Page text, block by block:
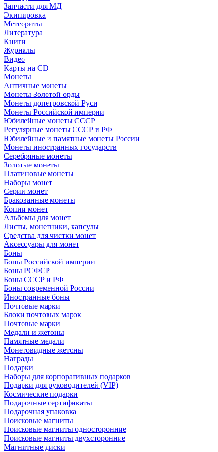
Запчасти для МД
Экипировка
Метеориты
Литература
Книги
Журналы
Видео
Карты на CD
Монеты
Античные монеты
Монеты Золотой орды
Монеты допетровской Руси
Монеты Российской империи
Юбилейные монеты СССР
Регулярные монеты СССР и РФ
Юбилейные и памятные монеты России
Монеты иностранных государств
Серебряные монеты
Золотые монеты
Платиновые монеты
Наборы монет
Серии монет
Бракованные монеты
Копии монет
Альбомы для монет
Листы, монетники, капсулы
Средства для чистки монет
Аксессуары для монет
Боны
Боны Российской империи
Боны РСФСР
Боны СССР и РФ
Боны современной России
Иностранные боны
Почтовые марки
Блоки почтовых марок
Почтовые марки
Медали и жетоны
Памятные медали
Монетовидные жетоны
Награды
Подарки
Наборы для корпоративных подарков
Подарки для руководителей (VIP)
Космические подарки
Подарочные сертификаты
Подарочная упаковка
Поисковые магниты
Поисковые магниты односторонние
Поисковые магниты двухсторонние
Магнитные диски